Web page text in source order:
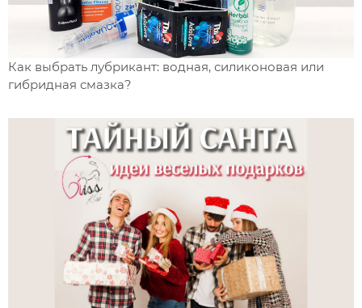
Как выбрать лубрикант: водная, силиконовая или
гибридная смазка?